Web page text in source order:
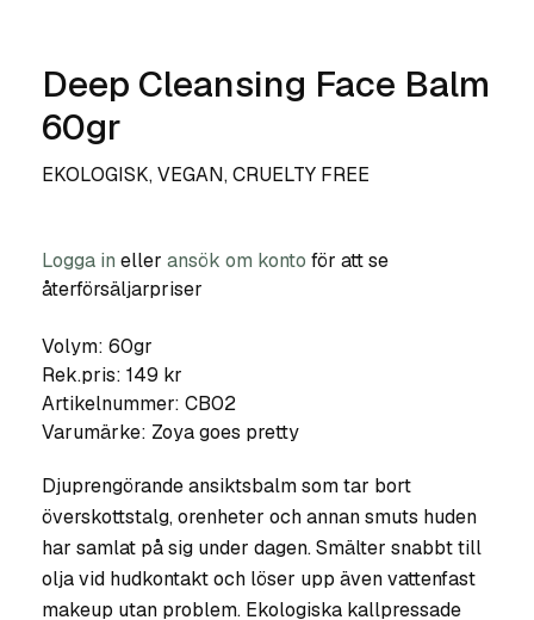
Deep Cleansing Face Balm
60gr
EKOLOGISK, VEGAN, CRUELTY FREE
Logga in eller ansök om konto för att se
återförsäljarpriser
Volym: 60gr
Rek.pris: 149 kr
Artikelnummer: CB02
Varumärke: Zoya goes pretty
Djuprengörande ansiktsbalm som tar bort
överskottstalg, orenheter och annan smuts huden
har samlat på sig under dagen. Smälter snabbt till
olja vid hudkontakt och löser upp även vattenfast
makeup utan problem. Ekologiska kallpressade